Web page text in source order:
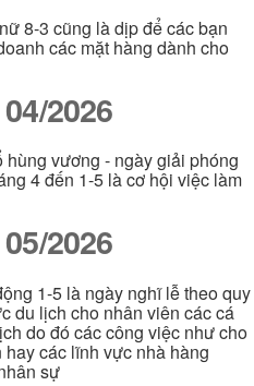
8-3 cũng là dịp để các bạn
các mặt hàng dành cho
2026
vương - ngày giải phóng
4 đến 1-5 là cơ hội việc làm
2026
1-5 là ngày nghĩ lễ theo quy
du lịch cho nhân viên các cá
do đó các công việc như cho
các lĩnh vực nhà hàng
sự